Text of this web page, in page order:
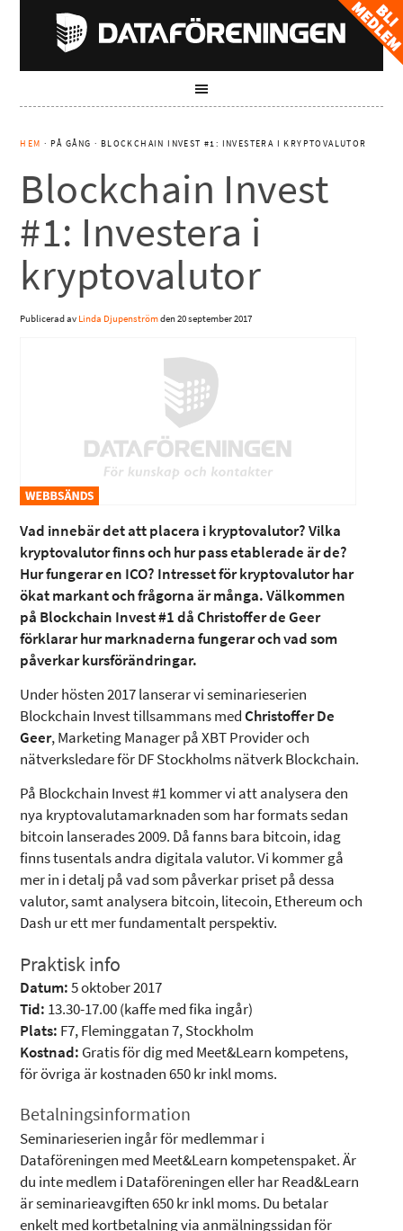
HEM · PÅ GÅNG · BLOCKCHAIN INVEST #1: INVESTERA I KRYPTOVALUTOR
Blockchain Invest
#1: Investera i
kryptovalutor
Publicerad av Linda Djupenströmden20 september 2017
Vad innebär det att placera i kryptovalutor? Vilka
kryptovalutor finns och hur pass etablerade är de?
Hur fungerar en ICO? Intresset för kryptovalutor har
ökat markant och frågorna är många. Välkommen
på Blockchain Invest #1 då Christoffer de Geer
förklarar hur marknaderna fungerar och vad som
påverkar kursförändringar.
Under hösten 2017 lanserar vi seminarieserien
Blockchain Invest tillsammans medChristoffer De
Geer, Marketing Manager på XBT Provider och
nätverksledare för DF Stockholms nätverk Blockchain.
På Blockchain Invest #1 kommer vi att analysera den
nya kryptovalutamarknaden som har formats sedan
bitcoin lanserades 2009. Då fanns bara bitcoin, idag
finns tusentals andra digitala valutor. Vi kommer gå
mer in i detalj på vad som påverkar priset på dessa
valutor, samt analysera bitcoin, litecoin, Ethereum och
Dash ur ett mer fundamentalt perspektiv.
Praktisk info
Datum:5 oktober 2017
Tid: 13.30-17.00 (kaffe med fika ingår)
Plats: F7, Fleminggatan 7, Stockholm
Kostnad: Gratis för dig med Meet&Learn kompetens,
för övriga är kostnaden 650 kr inkl moms.
Betalningsinformation
Seminarieserien ingår för medlemmar i
Dataföreningen med Meet&Learn kompetenspaket. Är
du inte medlem i Dataföreningen eller har Read&Learn
är seminarieavgiften 650 kr inkl moms. Du betalar
enkelt med kortbetalning via anmälningssidan för